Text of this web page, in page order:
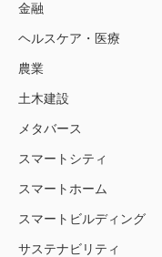
金融
ヘルスケア・医療
農業
土木建設
メタバース
スマートシティ
スマートホーム
スマートビルディング
サステナビリティ